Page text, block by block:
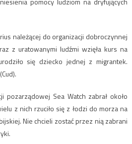
należącej do organizacji dobroczynnej
z uratowanymi ludźmi wzięła kurs na
się dziecko jednej z migrantek.
pozarządowej Sea Watch zabrał około
z nich rzuciło się z łodzi do morza na
Nie chcieli zostać przez nią zabrani